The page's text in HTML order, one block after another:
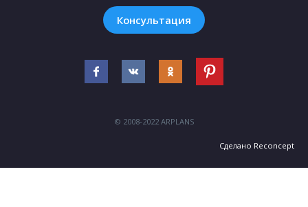
Консультация
© 2008-2022 ARPLANS
Сделано Reconcept